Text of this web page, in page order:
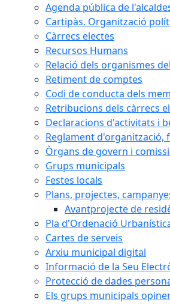
Agenda pública de
Cartipàs. Organització
Càrrecs electes
Recursos Humans
Relació dels organismes
Retiment de comptes
Codi de conducta dels
Retribucions dels càrrecs
Declaracions d'activitats i
Reglament
Òrgans de govern i
Grups municipals
Festes locals
Plans, projectes,
Avantprojecte de
Pla d'Ordenació
Cartes de serveis
Arxiu municipal digital
Informació de la Seu
Protecció de dades
Els grups municipals